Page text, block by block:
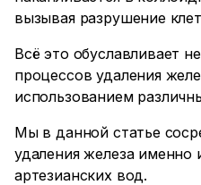
вызывая разрушение
Всё это обуславливает
процессов удаления
использованием
Мы в данной статье
удаления железа именно
артезианских вод.